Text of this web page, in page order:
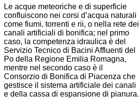
Le acque meteoriche e di superficie
confluiscono nei corsi d’acqua naturali
come fiumi, torrenti e rii, o nella rete dei
canali artificiali di bonifica; nel primo
caso, la competenza idraulica è del
Servizio Tecnico di Bacini Affluenti del
Po della Regione Emilia Romagna,
mentre nel secondo caso è il
Consorzio di Bonifica di Piacenza che
gestisce il sistema artificiale dei canali
e della cassa di espansione di pianura.